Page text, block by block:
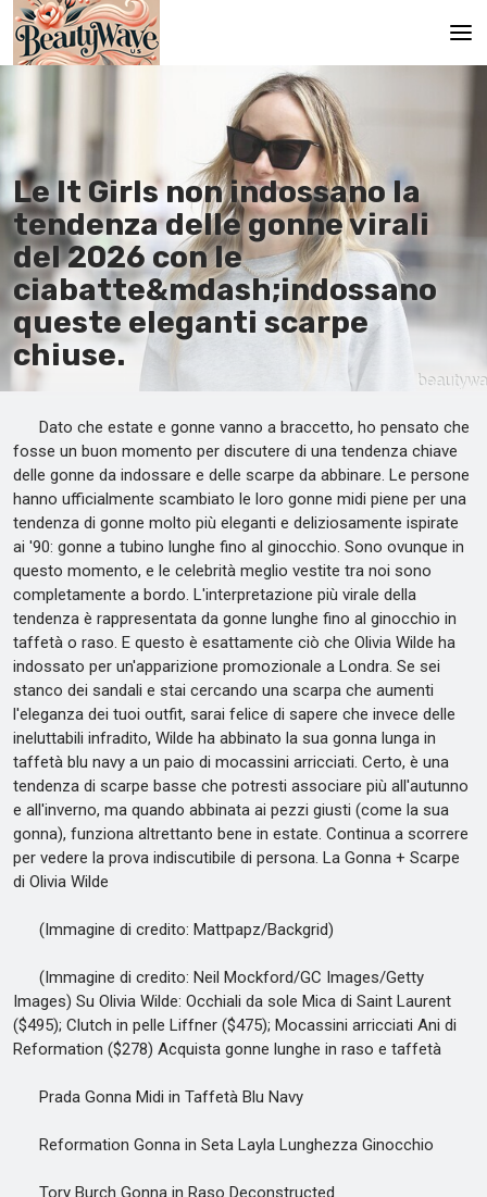
Es
Ru
It
De
Le It Girls non indossano la
tendenza delle gonne virali
del 2026 con le
ciabatte&mdash;indossano
queste eleganti scarpe
chiuse.
Dato che estate e gonne vanno a braccetto, ho pensato che
fosse un buon momento per discutere di una tendenza chiave
delle gonne da indossare e delle scarpe da abbinare. Le persone
hanno ufficialmente scambiato le loro gonne midi piene per una
tendenza di gonne molto più eleganti e deliziosamente ispirate
ai '90: gonne a tubino lunghe fino al ginocchio. Sono ovunque in
questo momento, e le celebrità meglio vestite tra noi sono
completamente a bordo. L'interpretazione più virale della
tendenza è rappresentata da gonne lunghe fino al ginocchio in
taffetà o raso. E questo è esattamente ciò che Olivia Wilde ha
indossato per un'apparizione promozionale a Londra. Se sei
stanco dei sandali e stai cercando una scarpa che aumenti
l'eleganza dei tuoi outfit, sarai felice di sapere che invece delle
ineluttabili infradito, Wilde ha abbinato la sua gonna lunga in
taffetà blu navy a un paio di mocassini arricciati. Certo, è una
tendenza di scarpe basse che potresti associare più all'autunno
e all'inverno, ma quando abbinata ai pezzi giusti (come la sua
gonna), funziona altrettanto bene in estate. Continua a scorrere
per vedere la prova indiscutibile di persona. La Gonna + Scarpe
di Olivia Wilde
(Immagine di credito: Mattpapz/Backgrid)
(Immagine di credito: Neil Mockford/GC Images/Getty
Images) Su Olivia Wilde: Occhiali da sole Mica di Saint Laurent
($495); Clutch in pelle Liffner ($475); Mocassini arricciati Ani di
Reformation ($278) Acquista gonne lunghe in raso e taffetà
Prada Gonna Midi in Taffetà Blu Navy
Reformation Gonna in Seta Layla Lunghezza Ginocchio
Tory Burch Gonna in Raso Deconstructed